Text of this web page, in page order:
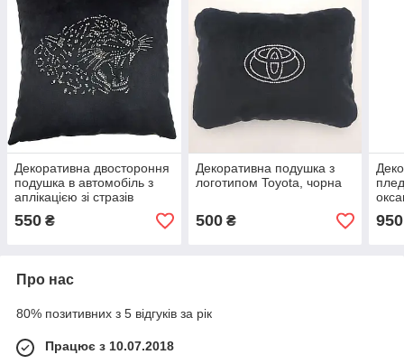
Декоративна двостороння
подушка в автомобіль з
аплікацією зі стразів
550 ₴
Декоративна подушка з
логотипом Toyota, чорна
500₴ 950
Про нас
80% позитивних з 5 відгуків за рік
Працює з 10.07.2018